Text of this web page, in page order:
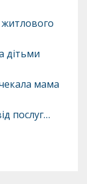
дітьми
мама
послуг…